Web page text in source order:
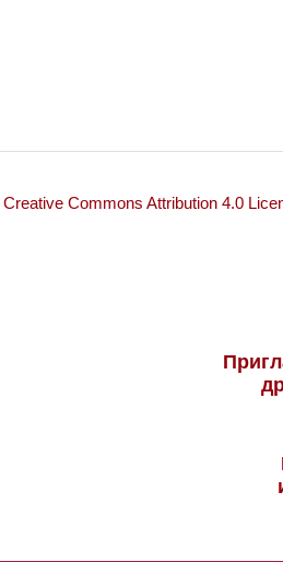
Creative Commons Attribution 4.0